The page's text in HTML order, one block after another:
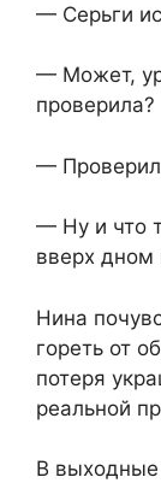
— Серьги
— Может,
проверила?
—
— Ну и что
вверх дном
Нина
гореть от
потеря
реальной
В